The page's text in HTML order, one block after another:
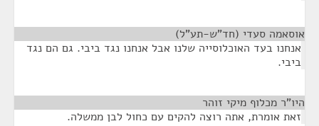
אוסאמה סעדי (חד"ש-תע"ל)
אנחנו בעד האוכלוסייה שלנו אבל אנחנו נגד ביבי. גם הם נגד
ביבי.
היו"ר מכלוף מיקי זוהר
זאת אומרת, אתה רוצה להקים עם כחול לבן ממשלה.